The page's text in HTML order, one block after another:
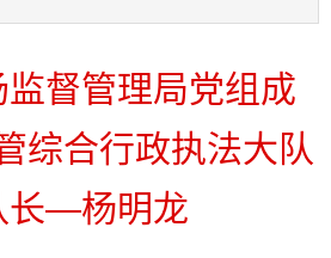
督管理局党组成
综合行政执法大队
长—杨明龙